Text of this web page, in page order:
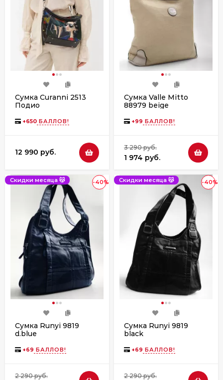
Сумка Curanni 2513
Подио
+650 БАЛЛОВ!
12 990 руб.
Сумка Valle Mitto
88979 beige
+99 БАЛЛОВ!
3 290 руб.
1 974 руб.
-40%
Скидки месяца 😽
Сумка Runyi 9819
d.blue
+69 БАЛЛОВ!
2 290 руб.
-40%
Скидки месяца 😽
Сумка Runyi 9819
black
+69 БАЛЛОВ!
2 290 руб.